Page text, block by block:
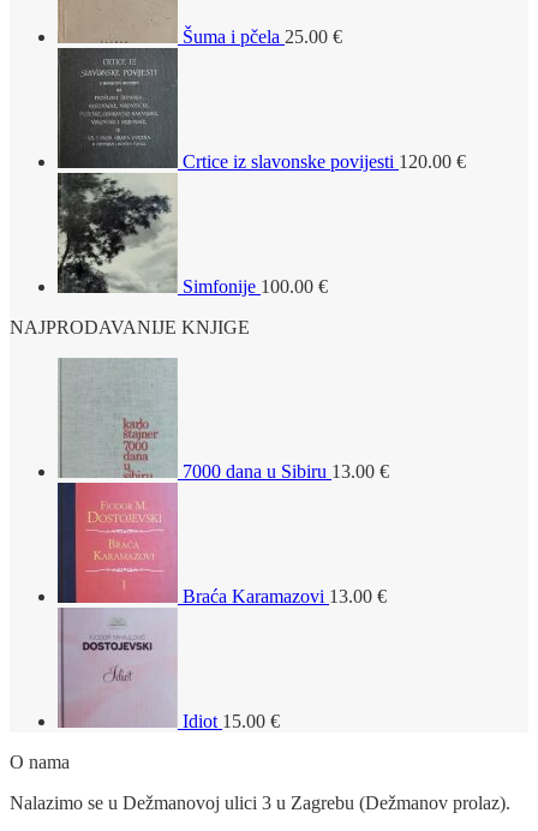
Šuma i pčela 25.00 €
Crtice iz slavonske povijesti 120.00 €
Simfonije 100.00 €
NAJPRODAVANIJE KNJIGE
7000 dana u Sibiru 13.00 €
Braća Karamazovi 13.00 €
Idiot 15.00 €
O nama
Nalazimo se u Dežmanovoj ulici 3 u Zagrebu (Dežmanov prolaz).